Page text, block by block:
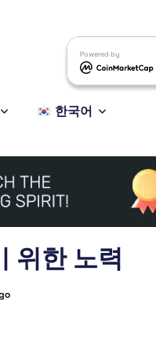
Powered byDogecoin
DOGE
한국어
위한 노력